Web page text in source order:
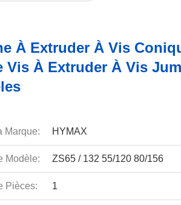
À Extruder À Vis
Vis À Extruder À Vis
Marque: HYMAX
Modèle: ZS65 / 132 55/120 80/156
Pièces: 1